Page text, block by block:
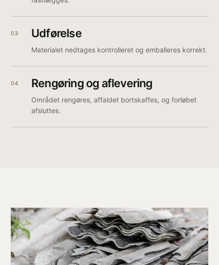
03 Udførelse
Materialet nedtages kontrolleret og emballeres korrekt.
04 Rengøring og aflevering
Området rengøres, affaldet bortskaffes, og forløbet
afsluttes.